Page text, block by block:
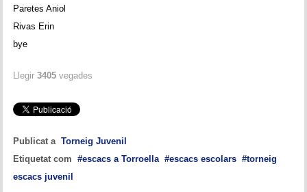
Paretes Aniol
Rivas Erin
bye
Llegir 3405 vegades
Publicat a Torneig Juvenil
Etiquetat com
escacs a Torroella escacs escolars
torneig
escacs juvenil